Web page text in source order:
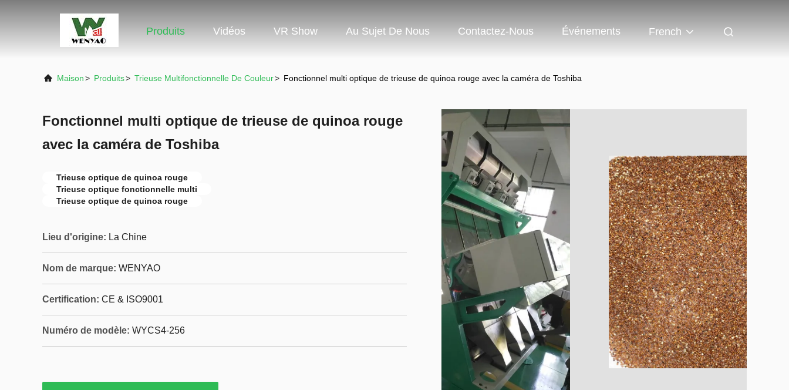
Maison Produits Vidéos VR Show Au Sujet De Nous Contactez-Nous Événements French
Maison> Produits> Trieuse Multifonctionnelle De Couleur> Fonctionnel multi optique de trieuse de quinoa rouge avec la caméra de Toshiba
Fonctionnel multi optique de trieuse de quinoa rouge
avec la caméra de Toshiba
Trieuse optique de quinoa rouge
Trieuse optique fonctionnelle multi
Trieuse optique de quinoa rouge
Lieu d'origine: La Chine
Nom de marque: WENYAO
Certification: CE & ISO9001
Numéro de modèle: WYCS4-256